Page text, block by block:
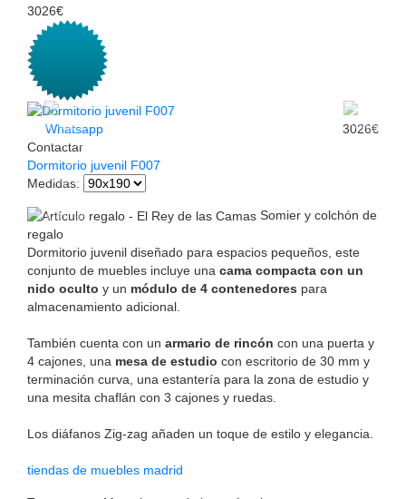
3026€
Whatsapp
Contactar
3026€
Dormitorio juvenil F007
Medidas:
Somier y colchón de
regalo
Dormitorio juvenil diseñado para espacios pequeños, este
conjunto de muebles incluye una cama compacta con un
nido oculto y un módulo de 4 contenedores para
almacenamiento adicional.
También cuenta con un armario de rincón con una puerta y
4 cajones, una mesa de estudio con escritorio de 30 mm y
terminación curva, una estantería para la zona de estudio y
una mesita chaflán con 3 cajones y ruedas.
Los diáfanos Zig-zag añaden un toque de estilo y elegancia.
tiendas de muebles madrid